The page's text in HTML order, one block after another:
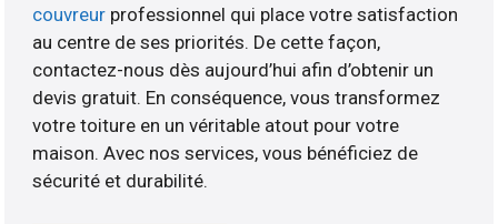
couvreur professionnel qui place votre satisfaction
au centre de ses priorités. De cette façon,
contactez-nous dès aujourd’hui afin d’obtenir un
devis gratuit. En conséquence, vous transformez
votre toiture en un véritable atout pour votre
maison. Avec nos services, vous bénéficiez de
sécurité et durabilité.